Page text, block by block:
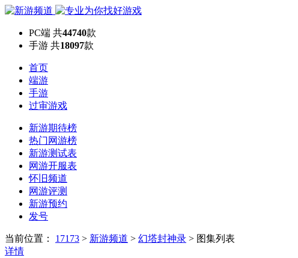
PC端 共44740款
手游 共18097款
首页
端游
手游
过审游戏
新游期待榜
热门网游榜
新游测试表
网游开服表
怀旧频道
网游评测
新游预约
发号
当前位置： 17173 > 新游频道 > 幻塔封神录 > 图集列表
详情